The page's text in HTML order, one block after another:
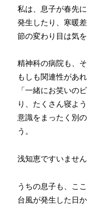
私は、息子が春先
発生したり、寒暖
節の変わり目は気
精神科の病院も、
もしも関連性があ
「一緒にお笑いの
り、たくさん寝よ
意識をまったく別
う。
浅知恵ですいません
うちの息子も、こ
台風が発生した日か